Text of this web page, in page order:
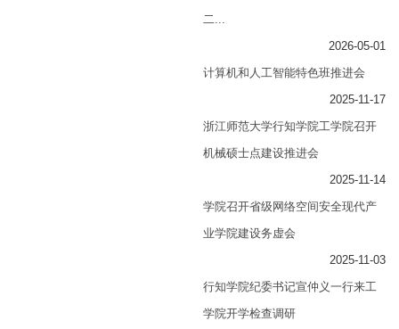
二...
2026-05-01
计算机和人工智能特色班推进会
2025-11-17
浙江师范大学行知学院工学院召开
机械硕士点建设推进会
2025-11-14
学院召开省级网络空间安全现代产
业学院建设务虚会
2025-11-03
行知学院纪委书记宣仲义一行来工
学院开学检查调研